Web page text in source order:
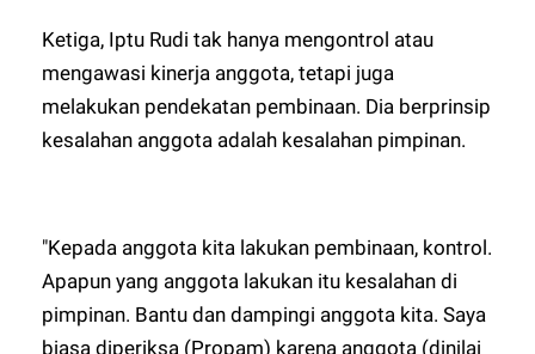
Ketiga, Iptu Rudi tak hanya mengontrol atau
mengawasi kinerja anggota, tetapi juga
melakukan pendekatan pembinaan. Dia berprinsip
kesalahan anggota adalah kesalahan pimpinan.
"Kepada anggota kita lakukan pembinaan, kontrol.
Apapun yang anggota lakukan itu kesalahan di
pimpinan. Bantu dan dampingi anggota kita. Saya
biasa diperiksa (Propam) karena anggota (dinilai